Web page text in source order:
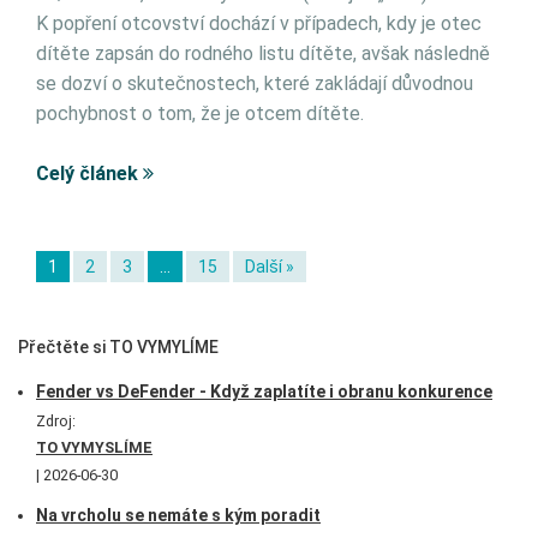
K popření otcovství dochází v případech, kdy je otec
dítěte zapsán do rodného listu dítěte, avšak následně
se dozví o skutečnostech, které zakládají důvodnou
pochybnost o tom, že je otcem dítěte.
Celý článek
1 2 3 15 Další »
Přečtěte si TO VYMYLÍME
Fender vs DeFender - Když zaplatíte i obranu konkurence
Zdroj:
TO VYMYSLÍME
2026-06-30
Na vrcholu se nemáte s kým poradit